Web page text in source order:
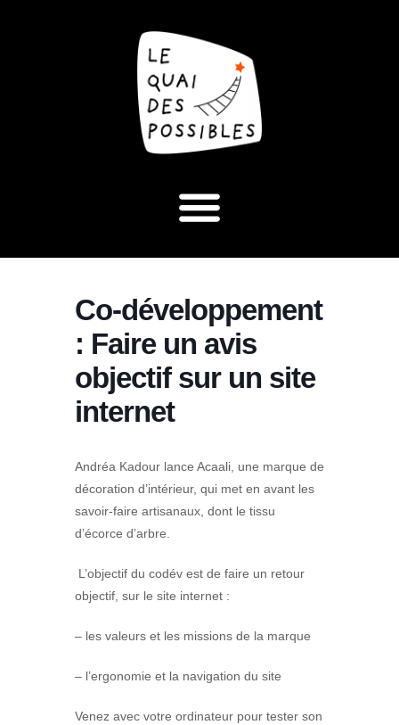
Co-développement
: Faire un avis
objectif sur un site
internet
Andréa Kadour lance Acaali, une marque de
décoration d’intérieur, qui met en avant les
savoir-faire artisanaux, dont le tissu
d’écorce d’arbre.
L’objectif du codév est de faire un retour
objectif, sur le site internet :
– les valeurs et les missions de la marque
– l’ergonomie et la navigation du site
Venez avec votre ordinateur pour tester son